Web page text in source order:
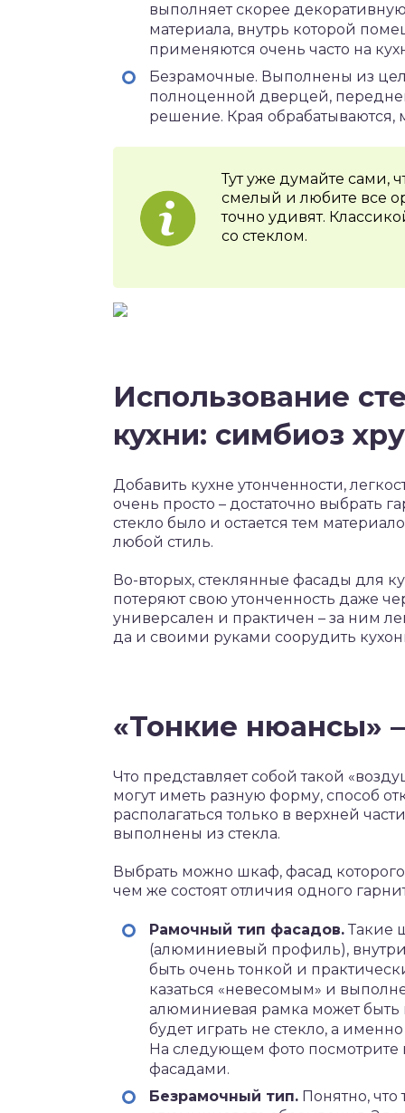
выполняет скорее
материала, внутрь которой
применяются очень часто на
Безрамочные. Выполнены из
полноценной дверцей,
решение. Края обрабатываются,
Тут уже думайте сами,
смелый и любите все
точно удивят.
со стеклом.
Использование
кухни: симбиоз
Добавить кухне утонченности,
очень просто – достаточно выбрать
стекло было и остается тем
любой стиль.
Во-вторых, стеклянные фасады для
потеряют свою утонченность даже
универсален и практичен – за ним
да и своими руками соорудить
«Тонкие нюансы»
Что представляет собой такой
могут иметь разную форму, способ
располагаться только в верхней
выполнены из стекла.
Выбрать можно шкаф, фасад
чем же состоят отличия одного
Рамочный тип фасадов. Такие
(алюминиевый профиль), внутри
быть очень тонкой и
казаться «невесомым» и
алюминиевая рамка может быть
будет играть не стекло, а
На следующем фото посмотрите
фасадами.
Безрамочный тип. Понятно,